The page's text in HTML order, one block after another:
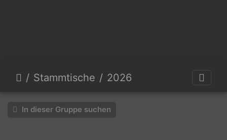
Stammtische 2026
In dieser Gruppe suchen